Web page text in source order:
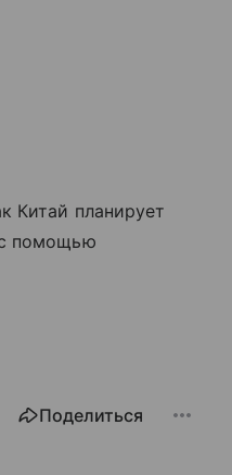
Китай планирует
помощью
Поделиться